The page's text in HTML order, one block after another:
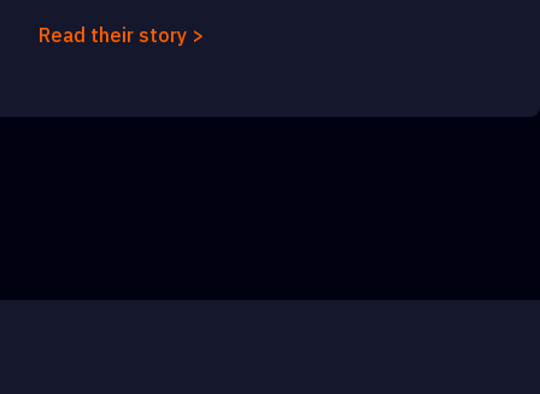
Read their story >